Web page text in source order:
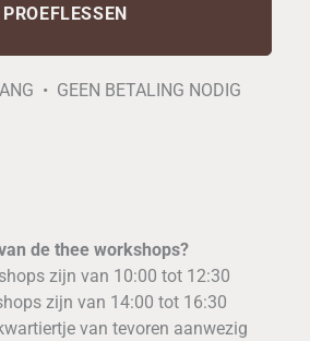
PROEFLESSEN
• GEEN BETALING NODIG
de thee workshops?
zijn van 10:00 tot 12:30
zijn van 14:00 tot 16:30
van tevoren aanwezig